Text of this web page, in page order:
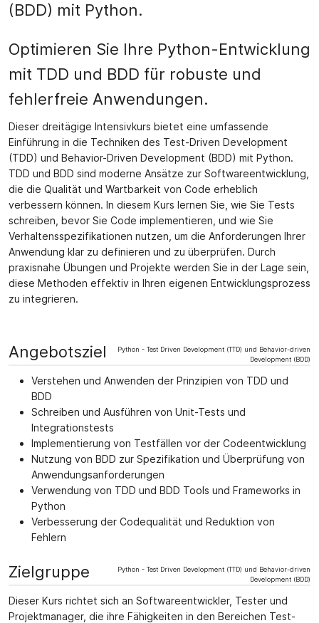
(BDD) mit Python.
Optimieren Sie Ihre Python-Entwicklung
mit TDD und BDD für robuste und
fehlerfreie Anwendungen.
Dieser dreitägige Intensivkurs bietet eine umfassende
Einführung in die Techniken des Test-Driven Development
(TDD) und Behavior-Driven Development (BDD) mit Python.
TDD und BDD sind moderne Ansätze zur Softwareentwicklung,
die die Qualität und Wartbarkeit von Code erheblich
verbessern können. In diesem Kurs lernen Sie, wie Sie Tests
schreiben, bevor Sie Code implementieren, und wie Sie
Verhaltensspezifikationen nutzen, um die Anforderungen Ihrer
Anwendung klar zu definieren und zu überprüfen. Durch
praxisnahe Übungen und Projekte werden Sie in der Lage sein,
diese Methoden effektiv in Ihren eigenen Entwicklungsprozess
zu integrieren.
Angebotsziel
Python - Test Driven Development (TTD) und Behavior-driven
Development (BDD)
Verstehen und Anwenden der Prinzipien von TDD und
BDD
Schreiben und Ausführen von Unit-Tests und
Integrationstests
Implementierung von Testfällen vor der Codeentwicklung
Nutzung von BDD zur Spezifikation und Überprüfung von
Anwendungsanforderungen
Verwendung von TDD und BDD Tools und Frameworks in
Python
Verbesserung der Codequalität und Reduktion von
Fehlern
Zielgruppe
Python - Test Driven Development (TTD) und Behavior-driven
Development (BDD)
Dieser Kurs richtet sich an Softwareentwickler, Tester und
Projektmanager, die ihre Fähigkeiten in den Bereichen Test-